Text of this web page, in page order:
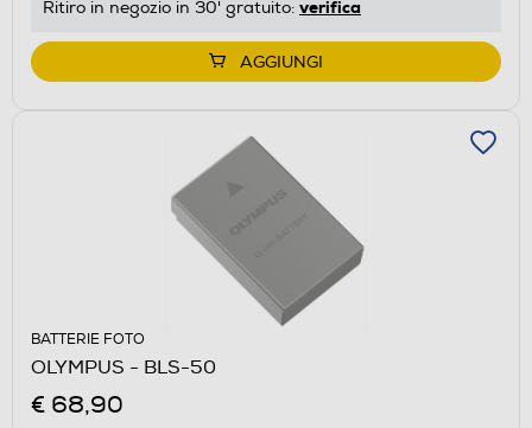
Ritiro in negozio in 30' gratuito: verifica
AGGIUNGI
BATTERIE FOTO
OLYMPUS - BLS-50
€ 68,90